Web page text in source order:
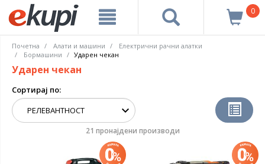
0
Почетна Алати и машини
Електрични рачни алатки
Бормашини
Ударен чекан
Ударен чекан
Сортирај по:
21 пронајдени производи